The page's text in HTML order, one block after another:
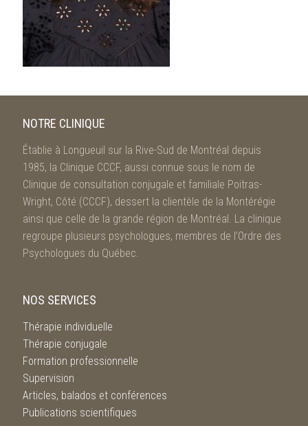
NOTRE CLINIQUE
Établie à Longueuil sur la Rive-Sud de Montréal depuis
1985, la Clinique CCCF, aussi connue sous le nom de
Clinique de consultation conjugale et familiale Poitras-
Wright, Côté (CCCF), dessert la clientèle de la Montérégie
ainsi que celle de la grande région de Montréal. La clinique
regroupe plusieurs psychologues, membres de l’Ordre des
Psychologues du Québec.
NOS SERVICES
Thérapie individuelle
Thérapie conjugale
Formation professionnelle
Supervision
Articles, balados et conférences
Publications scientifiques